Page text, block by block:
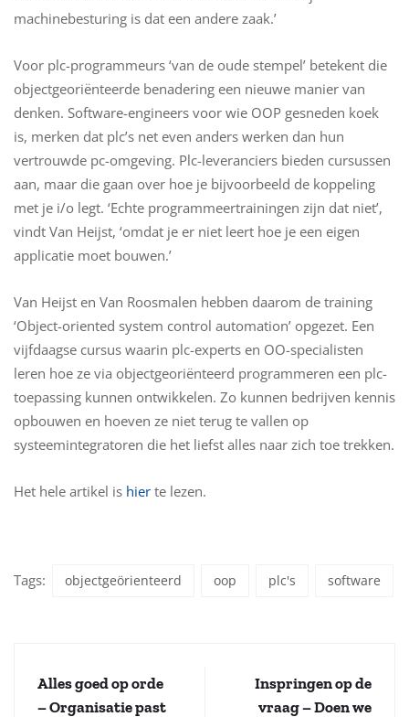
machinebesturing is dat een andere zaak.’
Voor plc-programmeurs ‘van de oude stempel’ betekent die
objectgeoriënteerde benadering een nieuwe manier van
denken. Software-engineers voor wie OOP gesneden koek
is, merken dat plc’s net even anders werken dan hun
vertrouwde pc-omgeving. Plc-leveranciers bieden cursussen
aan, maar die gaan over hoe je bijvoorbeeld de koppeling
met je i/o legt. ‘Echte programmeertrainingen zijn dat niet’,
vindt Van Heijst, ‘omdat je er niet leert hoe je een eigen
applicatie moet bouwen.’
Van Heijst en Van Roosmalen hebben daarom de training
‘Object-oriented system control automation’ opgezet. Een
vijfdaagse cursus waarin plc-experts en OO-specialisten
leren hoe ze via objectgeoriënteerd programmeren een plc-
toepassing kunnen ontwikkelen. Zo kunnen bedrijven kennis
opbouwen en hoeven ze niet terug te vallen op
systeemintegratoren die het liefst alles naar zich toe trekken.
Het hele artikel is hier te lezen.
Tags: objectgeörienteerd oop plc's software
Alles goed op orde
– Organisatie past
Inspringen op de
vraag – Doen we